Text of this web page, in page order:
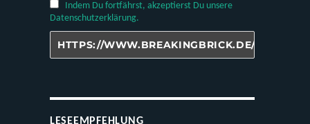
Indem Du fortfährst, akzeptierst Du unsere
Datenschutzerklärung.
LESEEMPFEHLUNG